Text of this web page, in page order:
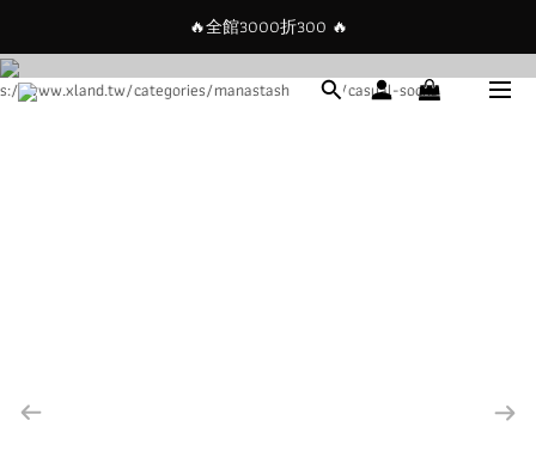
🔥全館3000折300 🔥
現在註冊會員就送$100購物金，